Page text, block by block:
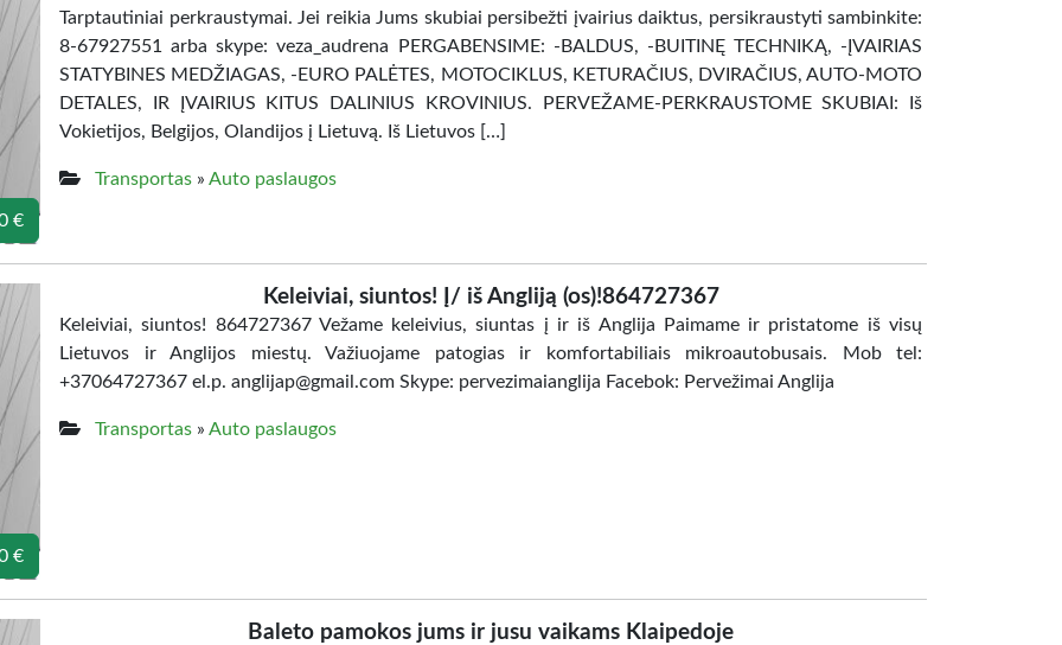
€
Tarptautiniai perkraustymai. Jei reikia Jums skubiai persibežti įvairius daiktus, persikraustyti sambinkite:
8-67927551 arba skype: veza_audrena PERGABENSIME: -BALDUS, -BUITINĘ TECHNIKĄ, -ĮVAIRIAS
STATYBINES MEDŽIAGAS, -EURO PALĖTES, MOTOCIKLUS, KETURAČIUS, DVIRAČIUS, AUTO-MOTO
DETALES, IR ĮVAIRIUS KITUS DALINIUS KROVINIUS. PERVEŽAME-PERKRAUSTOME SKUBIAI: Iš
Vokietijos, Belgijos, Olandijos į Lietuvą. Iš Lietuvos […]
Transportas » Auto paslaugos
€
Keleiviai, siuntos! Į/ iš Angliją (os)!864727367
Keleiviai, siuntos! 864727367 Vežame keleivius, siuntas į ir iš Anglija Paimame ir pristatome iš visų
Lietuvos ir Anglijos miestų. Važiuojame patogias ir komfortabiliais mikroautobusais. Mob tel:
+37064727367 el.p. anglijap@gmail.com Skype: pervezimaianglija Facebok: Pervežimai Anglija
Transportas » Auto paslaugos
Baleto pamokos jums ir jusu vaikams Klaipedoje